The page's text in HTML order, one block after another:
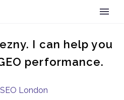
I can help you
performance.